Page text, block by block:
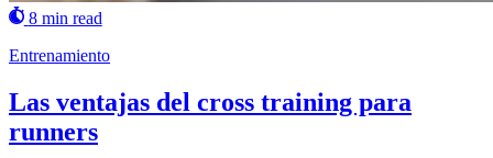
8 min read
Entrenamiento
Las ventajas del cross training para
runners